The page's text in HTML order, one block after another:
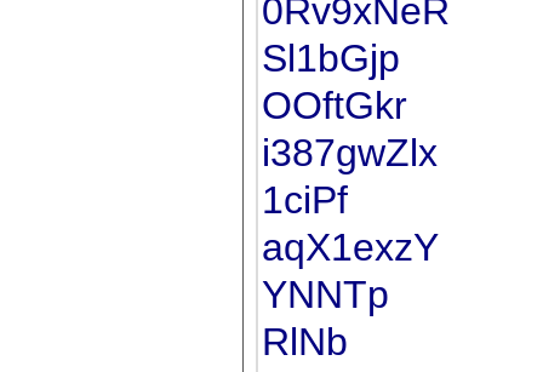
0Rv9xNeR
Sl1bGjp
OOftGkr
i387gwZlx
1ciPf
aqX1exzY
YNNTp
RlNb